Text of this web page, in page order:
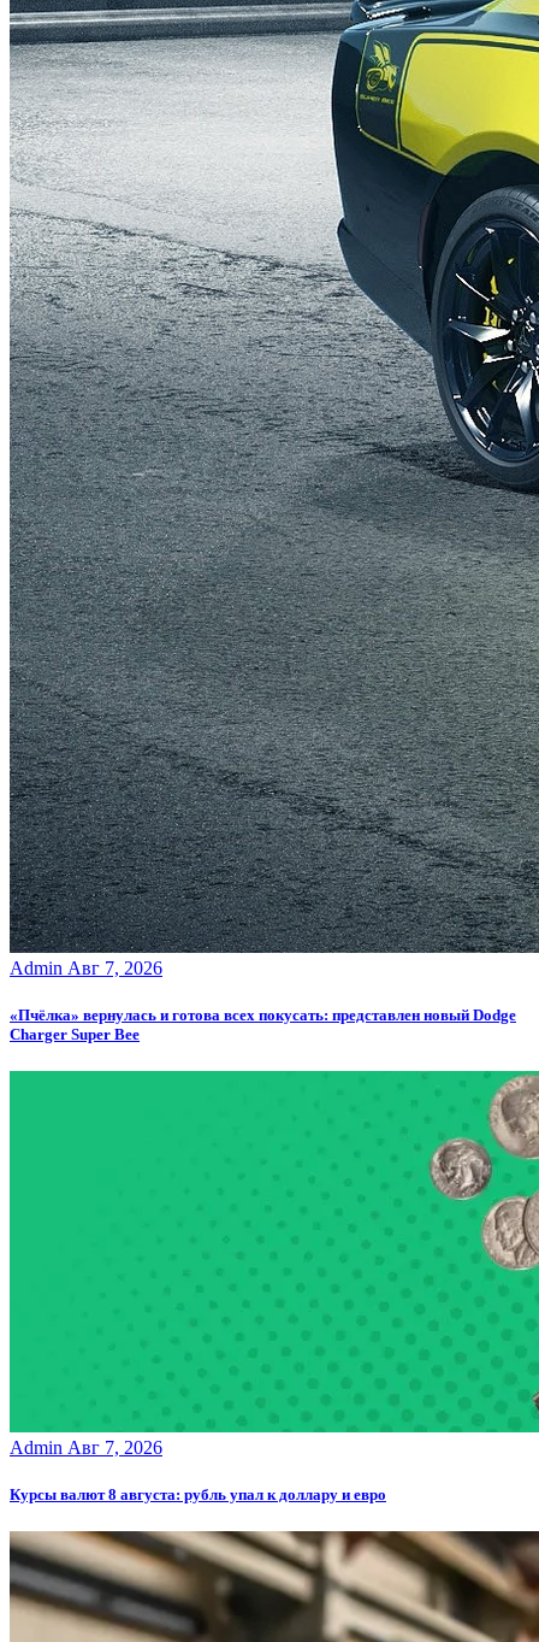
Admin Авг 7, 2026
«Пчёлка» вернулась и готова всех покусать: представлен новый Dodge
Charger Super Bee
Admin Авг 7, 2026
Курсы валют 8 августа: рубль упал к доллару и евро